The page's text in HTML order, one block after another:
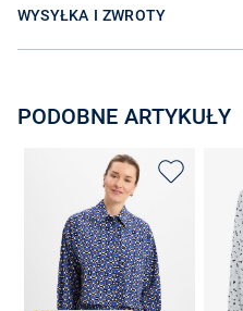
WYSYŁKA I ZWROTY
PODOBNE ARTYKUŁY